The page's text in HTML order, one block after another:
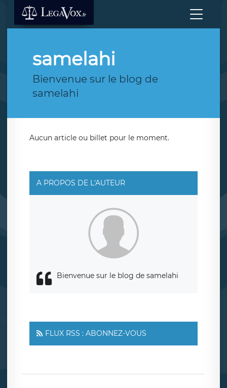
samelahi
Bienvenue sur le blog de
samelahi
Aucun article ou billet pour le moment.
A PROPOS DE L'AUTEUR
Bienvenue sur le blog de samelahi
FLUX RSS : ABONNEZ-VOUS